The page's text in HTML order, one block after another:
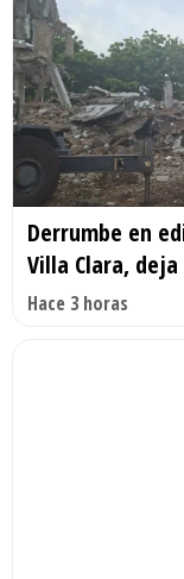
Derrumbe en
Villa Clara,
Hace 3 horas